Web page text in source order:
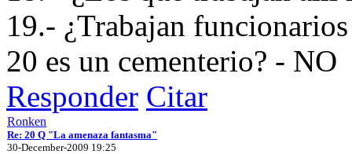
19.- ¿Trabajan
20 es un cementerio? - NO
Responder Citar
Ronken
Re: 20 Q "La amenaza fantasma"
30-December-2009 19:25